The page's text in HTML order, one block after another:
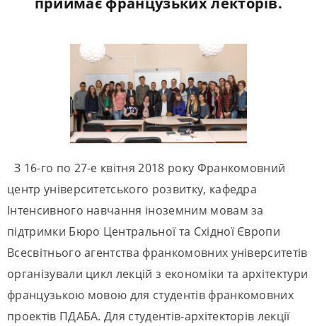
З 16-го по 27-е квітня 2018 року Франкомовний
центр університетського розвитку, кафедра
Інтенсивного навчання іноземним мовам за
підтримки Бюро Центральної та Східної Європи
Всесвітнього агентства франкомовних університетів
організували цикл лекцій з економіки та архітектури
французькою мовою для студентів франкомовних
проектів ПДАБА. Для студентів-архітекторів лекції